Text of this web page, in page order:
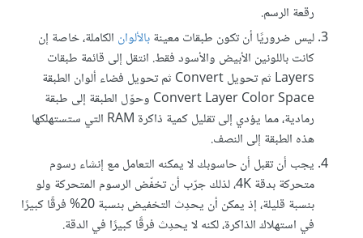
رقعة الرسم.
ليس ضروريًا أن تكون طبقات معينةبالألوان الكاملة، خاصة إن
كانت باللونين الأبيض والأسود فقط. انتقل إلى قائمة طبقات
Layers ثم تحويل Convert ثم تحويل فضاء ألوان الطبقة
Convert Layer Color Space وحوّل الطبقة إلى طبقة
رمادية، مما يؤدي إلى تقليل كمية ذاكرة RAM التي ستستهلكها
هذه الطبقة إلى النصف.
يجب أن تقبل أن حاسوبك لا يمكنه التعامل مع إنشاء رسوم
متحركة بدقة 4K، لذلك جرّب أن تخفّض الرسوم المتحركة ولو
بنسبة قليلة، إذ يمكن أن يحدِث التخفيض بنسبة 20% فرقًا كبيرًا
في استهلاك الذاكرة، لكنه لا يحدِث فرقًا كبيرًا في الدقة.